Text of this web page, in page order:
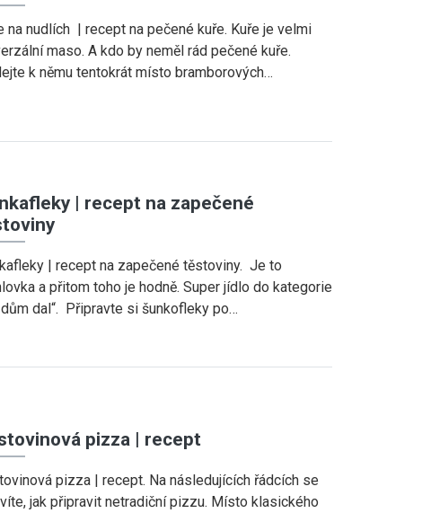
na nudlích | recept na pečené kuře. Kuře je velmi
maso. A kdo by neměl rád pečené kuře.
k němu tentokrát místo bramborových…
| recept na zapečené
| recept na zapečené těstoviny. Je to
a přitom toho je hodně. Super jídlo do kategorie
dům dal“. Připravte si šunkofleky po…
pizza | recept
pizza | recept. Na následujících řádcích se
jak připravit netradiční pizzu. Místo klasického